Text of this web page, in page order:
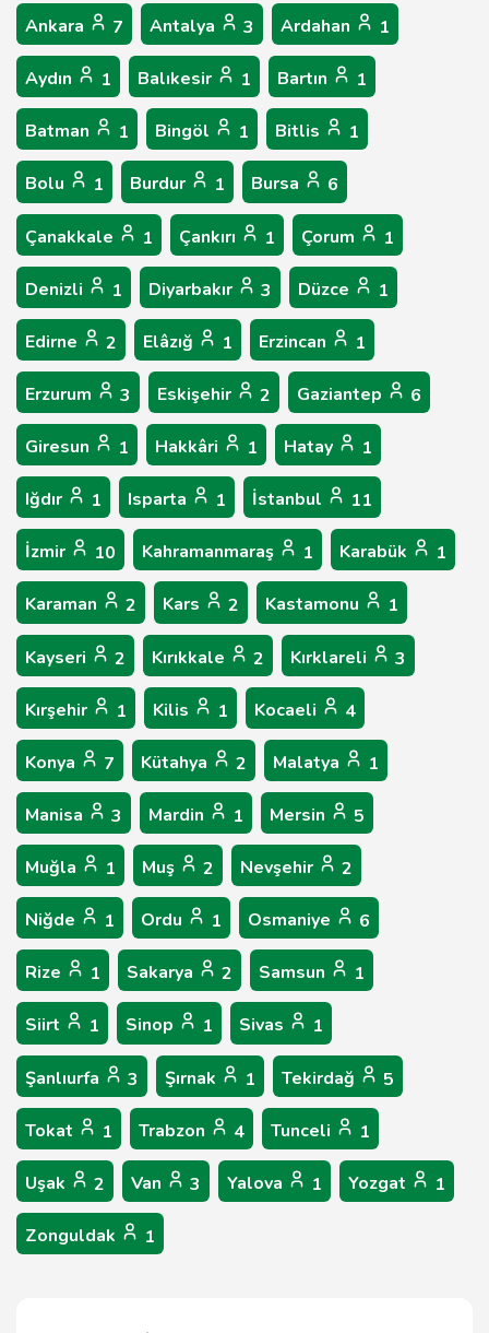
Ankara 7 Antalya 3 Ardahan 1
Aydın 1 Balıkesir 1 Bartın 1
Batman 1 Bingöl 1 Bitlis 1
Bolu 1 Burdur 1 Bursa 6
Çanakkale 1 Çankırı 1 Çorum 1
Denizli 1 Diyarbakır 3 Düzce 1
Edirne 2 Elâzığ 1 Erzincan 1
Erzurum 3 Eskişehir 2 Gaziantep 6
Giresun 1 Hakkâri 1 Hatay 1
Iğdır 1 Isparta 1 İstanbul 11
İzmir 10 Kahramanmaraş 1 Karabük 1
Karaman 2 Kars 2 Kastamonu 1
Kayseri 2 Kırıkkale 2 Kırklareli 3
Kırşehir 1 Kilis 1 Kocaeli 4
Konya 7 Kütahya 2 Malatya 1
Manisa 3 Mardin 1 Mersin 5
Muğla 1 Muş 2 Nevşehir 2
Niğde 1 Ordu 1 Osmaniye 6
Rize 1 Sakarya 2 Samsun 1
Siirt 1 Sinop 1 Sivas 1
Şanlıurfa 3 Şırnak 1 Tekirdağ 5
Tokat 1 Trabzon 4 Tunceli 1
Uşak 2 Van 3 Yalova 1 Yozgat 1
Zonguldak 1